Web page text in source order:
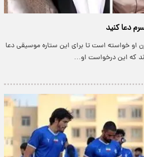
دعا کنید
او خواسته است تا برای این ستاره موسیقی دعا
که این درخواست او…